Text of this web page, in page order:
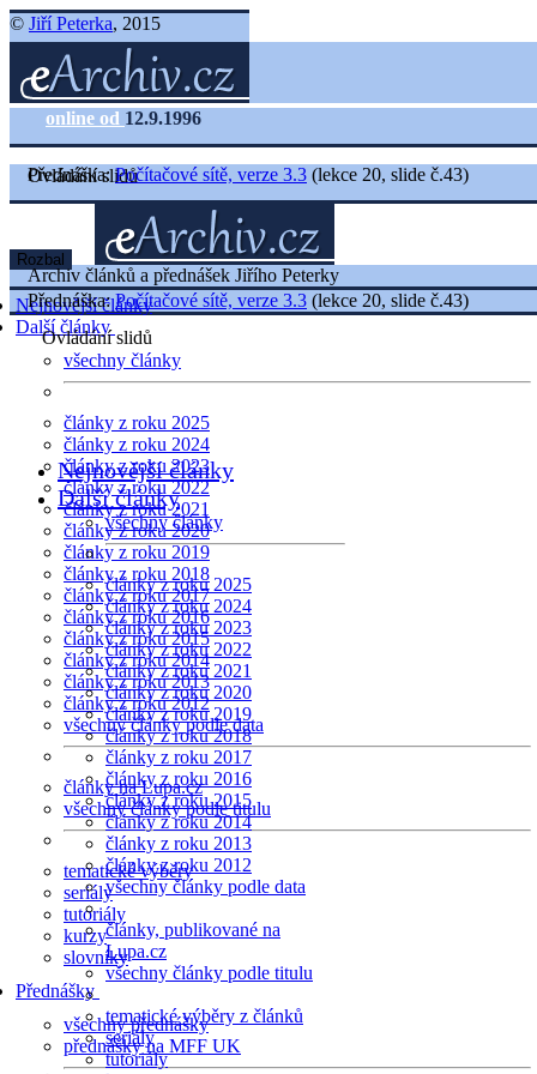
© Jiří Peterka, 2015
online od 12.9.1996
Ovládání slidů
Nejnovější články
Další články
všechny články
články z roku 2025
články z roku 2024
články z roku 2023
články z roku 2022
články z roku 2021
články z roku 2020
články z roku 2019
články z roku 2018
články z roku 2017
články z roku 2016
články z roku 2015
články z roku 2014
články z roku 2013
články z roku 2012
všechny články podle data
články na Lupa.cz
všechny články podle titulu
tematické výběry
seriály
tutoriály
kurzy
slovníky
Přednášky
všechny přednášky
přednášky na MFF UK
Přednáška:Počítačové sítě, verze 3.3 (lekce 20, slide č.43)
Rozbal
Archiv článků a přednášek Jiřího Peterky
Přednáška:Počítačové sítě, verze 3.3 (lekce 20, slide č.43)
Ovládání slidů
Nejnovější články
Další články
všechny články
články z roku 2025
články z roku 2024
články z roku 2023
články z roku 2022
články z roku 2021
články z roku 2020
články z roku 2019
články z roku 2018
články z roku 2017
články z roku 2016
články z roku 2015
články z roku 2014
články z roku 2013
články z roku 2012
všechny články podle data
články, publikované na
Lupa.cz
všechny články podle titulu
tematické výběry z článků
seriály
tutoriály